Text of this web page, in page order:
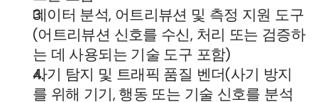
데이터 분석, 어트리뷰션 및 측정 지원 도구
(어트리뷰션 신호를 수신, 처리 또는 검증하
는 데 사용되는 기술 도구 포함)
사기 탐지 및 트래픽 품질 벤더(사기 방지
를 위해 기기, 행동 또는 기술 신호를 분석